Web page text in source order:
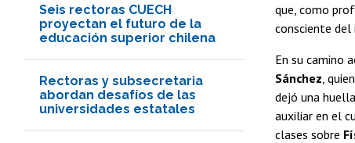
Seis rectoras CUECH
proyectan el futuro de la
educación superior chilena
Rectoras y subsecretaria
abordan desafíos de las
universidades estatales
que, como
consciente del
En su camino
Sánchez ,
dejó una
auxiliar en el
clases sobre